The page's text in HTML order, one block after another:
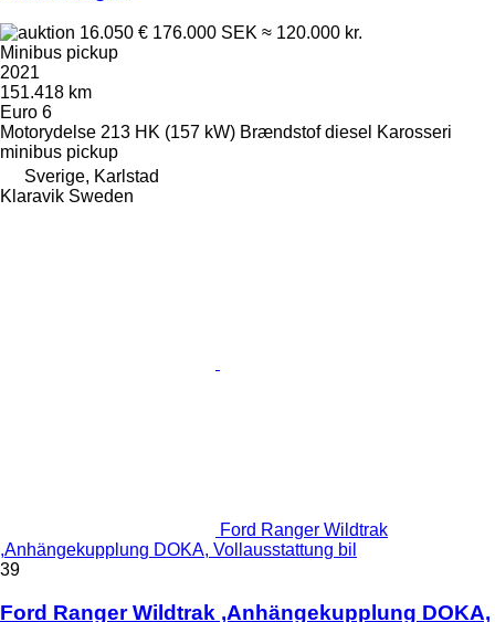
16.050 € 176.000 SEK ≈ 120.000 kr.
Minibus pickup
2021
151.418 km
Euro 6
Motorydelse 213 HK (157 kW) Brændstof diesel Karosseri
minibus pickup
Sverige, Karlstad
Klaravik Sweden
Ford Ranger Wildtrak
,Anhängekupplung DOKA, Vollausstattung bil
39
Ford Ranger Wildtrak ,Anhängekupplung DOKA,